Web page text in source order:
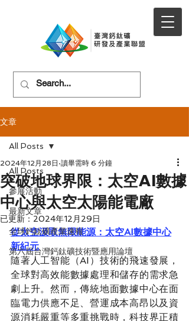
文章
All Posts
參展活動
最新文章
全球鈣鈦礦產業速報
第六屆台灣鈣鈦礦技術暨應用論壇
All Posts
突破地球界限：太空AI數據
中心與太空太陽能電廠
2024年12月28日 讀畢需時 6 分鐘
已更新： 2024年12月29日
從太空汲取無限能源：太空AI數據中心
新紀元
隨著人工智能（AI）技術的飛速發展，
全球對高效能數據處理和儲存的需求急
劇上升。然而，傳統地面數據中心在面
臨電力供應不足、營運成本高昂以及資
源消耗嚴重等多重挑戰時，科技界正積